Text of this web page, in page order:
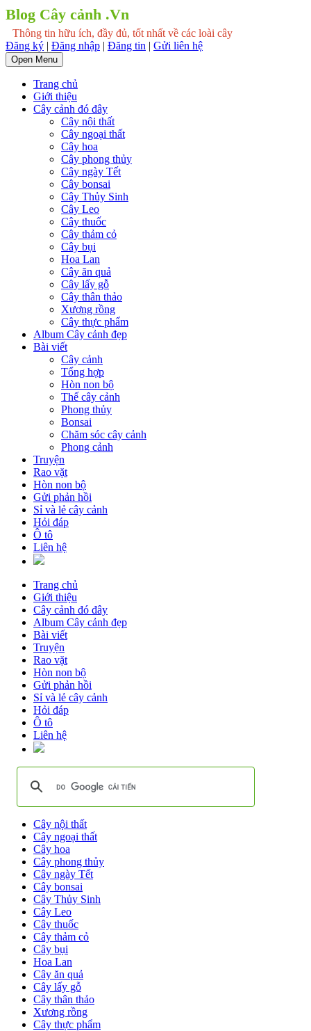
Blog Cây cảnh .Vn
Thông tin hữu ích, đầy đủ, tốt nhất về các loài cây
Đăng ký | Đăng nhập | Đăng tin | Gửi liên hệ
Open Menu
Trang chủ
Giới thiệu
Cây cảnh đó đây
Cây nội thất
Cây ngoại thất
Cây hoa
Cây phong thủy
Cây ngày Tết
Cây bonsai
Cây Thủy Sinh
Cây Leo
Cây thuốc
Cây thảm cỏ
Cây bụi
Hoa Lan
Cây ăn quả
Cây lấy gỗ
Cây thân thảo
Xương rồng
Cây thực phẩm
Album Cây cảnh đẹp
Bài viết
Cây cảnh
Tổng hợp
Hòn non bộ
Thế cây cảnh
Phong thủy
Bonsai
Chăm sóc cây cảnh
Phong cảnh
Truyện
Rao vặt
Hòn non bộ
Gửi phản hồi
Sỉ và lẻ cây cảnh
Hỏi đáp
Ô tô
Liên hệ
Trang chủ
Giới thiệu
Cây cảnh đó đây
Album Cây cảnh đẹp
Bài viết
Truyện
Rao vặt
Hòn non bộ
Gửi phản hồi
Sỉ và lẻ cây cảnh
Hỏi đáp
Ô tô
Liên hệ
Cây nội thất
Cây ngoại thất
Cây hoa
Cây phong thủy
Cây ngày Tết
Cây bonsai
Cây Thủy Sinh
Cây Leo
Cây thuốc
Cây thảm cỏ
Cây bụi
Hoa Lan
Cây ăn quả
Cây lấy gỗ
Cây thân thảo
Xương rồng
Cây thực phẩm